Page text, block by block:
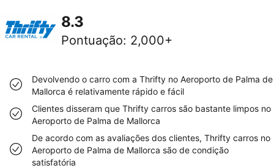
8.3
Pontuação: 2,000+
Devolvendo o carro com a Thrifty no Aeroporto de Palma de
Mallorca é relativamente rápido e fácil
Clientes disseram que Thrifty carros são bastante limpos no
Aeroporto de Palma de Mallorca
De acordo com as avaliações dos clientes, Thrifty carros no
Aeroporto de Palma de Mallorca são de condição
satisfatória